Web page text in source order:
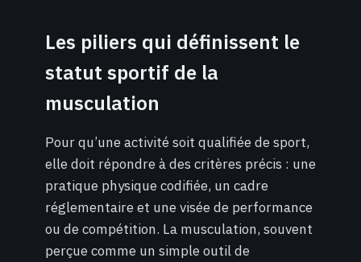
Les piliers qui définissent le
statut sportif de la
musculation
Pour qu’une activité soit qualifiée de sport,
elle doit répondre à des critères précis : une
pratique physique codifiée, un cadre
réglementaire et une visée de performance
ou de compétition. La musculation, souvent
perçue comme un simple outil de